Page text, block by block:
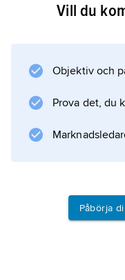
Vill du
Objektiv och
Prova det, du
Påbörja